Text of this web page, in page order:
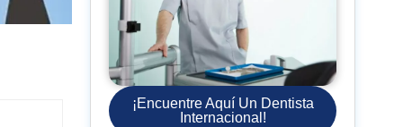
¡Encuentre Aquí Un Dentista
Internacional!